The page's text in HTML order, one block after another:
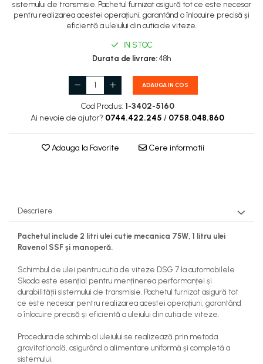
sistemului de transmisie. Pachetul furnizat asigură tot ce este necesar
pentru realizarea acestei operațiuni, garantând o înlocuire precisă și
eficientă a uleiului din cutia de viteze.
IN STOC
Durata de livrare: 48h
ADAUGA IN COS
Cod Produs: 1-3402-5160
Ai nevoie de ajutor? 0744.422.245 / 0758.048.860
Adauga la Favorite Cere informatii
Descriere
Pachetul include 2 litri ulei cutie mecanica 75W, 1 litru ulei
Ravenol SSF și manoperă.
Schimbul de ulei pentru cutia de viteze DSG 7 la automobilele
Skoda este esențial pentru menținerea performanței și
durabilității sistemului de transmisie. Pachetul furnizat asigură tot
ce este necesar pentru realizarea acestei operațiuni, garantând
o înlocuire precisă și eficientă a uleiului din cutia de viteze.
Procedura de schimb al uleiului se realizează prin metoda
gravitatională, asigurând o alimentare uniformă și completă a
sistemului.